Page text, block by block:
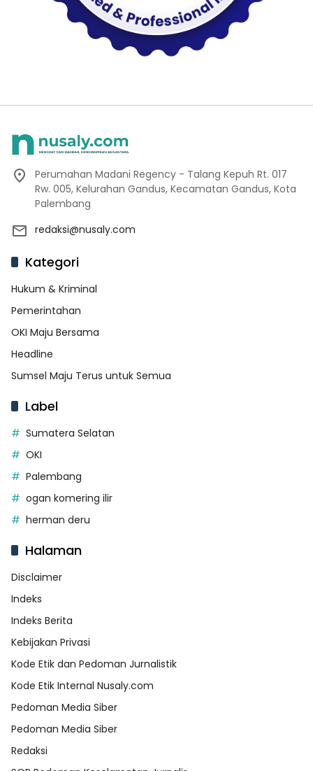
Perumahan Madani Regency - Talang Kepuh Rt. 017
Rw. 005, Kelurahan Gandus, Kecamatan Gandus, Kota
Palembang
redaksi@nusaly.com
Kategori
Hukum & Kriminal
Pemerintahan
OKI Maju Bersama
Headline
Sumsel Maju Terus untuk Semua
Label
Sumatera Selatan
OKI
Palembang
ogan komering ilir
herman deru
Halaman
Disclaimer
Indeks
Indeks Berita
Kebijakan Privasi
Kode Etik dan Pedoman Jurnalistik
Kode Etik Internal Nusaly.com
Pedoman Media Siber
Pedoman Media Siber
Redaksi